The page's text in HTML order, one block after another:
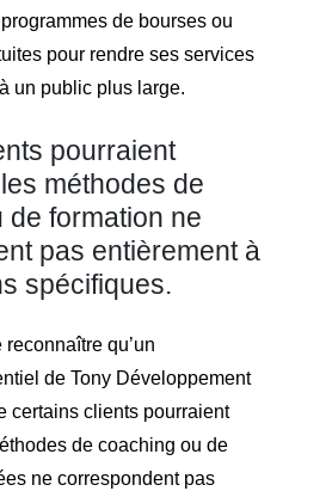
de bourses ou
pour rendre ses services
un public plus large.
pourraient
méthodes de
de formation ne
pas entièrement à
spécifiques.
reconnaître qu’un
de Tony Développement
certains clients pourraient
de coaching ou de
ne correspondent pas